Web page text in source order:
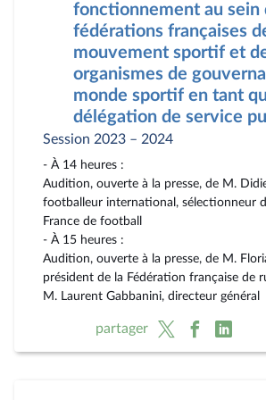
fonctionnement au sein
fédérations françaises
mouvement sportif et
organismes de
monde sportif en tant
délégation de service
Session 2023 – 2024
- À 14 heures :
Audition, ouverte à la presse, de M.
footballeur international, sélectionneur
France de football
- À 15 heures :
Audition, ouverte à la presse, de M.
président de la Fédération française de
M. Laurent Gabbanini, directeur général
partager